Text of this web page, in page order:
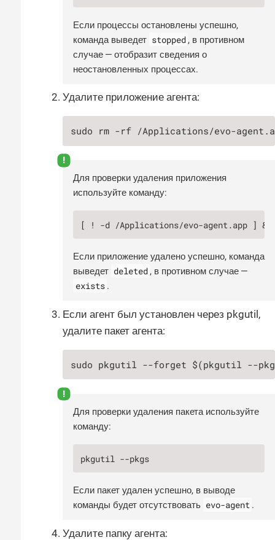
Если процессы остановлены успешно,
команда выведет stopped , в противном
случае — отобразит сведения о
неостановленных процессах.
Удалите приложение агента:
sudo rm -rf /Applications/evo-
Для проверки удаления приложения
используйте команду:
[ ! -d /Applications/evo-agent.app ]
Если приложение удалено успешно, команда
выведет deleted , в противном случае —
exists .
Если агент был установлен через pkgutil,
удалите пакет агента:
sudo pkgutil --forget $(pkgutil --
Для проверки удаления пакета используйте
команду:
pkgutil --pkgs
Если пакет удален успешно, в выводе
команды будет отсутствовать evo-agent .
Удалите папку агента: